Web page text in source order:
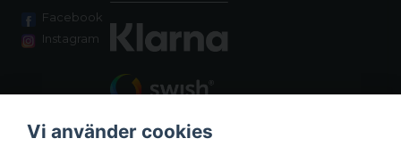
Facebook
Instagram
Vi använder cookies